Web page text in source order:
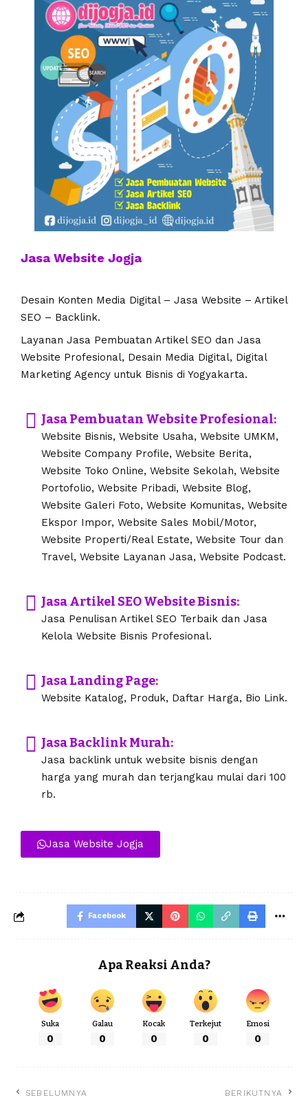
Jasa Website Jogja
Desain Konten Media Digital – Jasa Website – Artikel
SEO – Backlink.
Layanan Jasa Pembuatan Artikel SEO dan Jasa
Website Profesional, Desain Media Digital, Digital
Marketing Agency untuk Bisnis di Yogyakarta.
Jasa Pembuatan Website Profesional:
Website Bisnis, Website Usaha, Website UMKM,
Website Company Profile, Website Berita,
Website Toko Online, Website Sekolah, Website
Portofolio, Website Pribadi, Website Blog,
Website Galeri Foto, Website Komunitas, Website
Ekspor Impor, Website Sales Mobil/Motor,
Website Properti/Real Estate, Website Tour dan
Travel, Website Layanan Jasa, Website Podcast.
Jasa Artikel SEO Website Bisnis:
Jasa Penulisan Artikel SEO Terbaik dan Jasa
Kelola Website Bisnis Profesional.
Jasa Landing Page:
Website Katalog, Produk, Daftar Harga, Bio Link.
Jasa Backlink Murah:
Jasa backlink untuk website bisnis dengan
harga yang murah dan terjangkau mulai dari 100
rb.
Jasa Website Jogja
Facebook
Apa Reaksi Anda?
Suka
0
Galau
0
Kocak
0
Terkejut
0
Emosi
0
SEBELUMNYA BERIKUTNYA